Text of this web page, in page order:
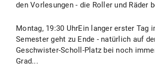
den Vorlesungen - die Roller und Räder
Montag, 19:30 UhrEin langer erster Tag
Semester geht zu Ende - natürlich auf
Geschwister-Scholl-Platz bei noch
Grad...